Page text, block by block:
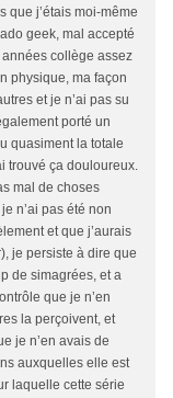
que j’étais moi-même
geek, mal accepté
années collège assez
physique, ma façon
et je n’ai pas su
porté un
quasiment la totale
trouvé ça douloureux.
mal de choses
n’ai pas été non
et que j’aurais
je persiste à dire que
de simagrées, et a
que je n’en
la perçoivent, et
je n’en avais de
auxquelles elle est
laquelle cette série